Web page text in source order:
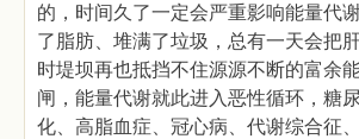
的，时间久了一定会严重影响能量代
了脂肪、堆满了垃圾，总有一天会把
时堤坝再也抵挡不住源源不断的富余
闸，能量代谢就此进入恶性循环，糖
化、高脂血症、冠心病、代谢综合征